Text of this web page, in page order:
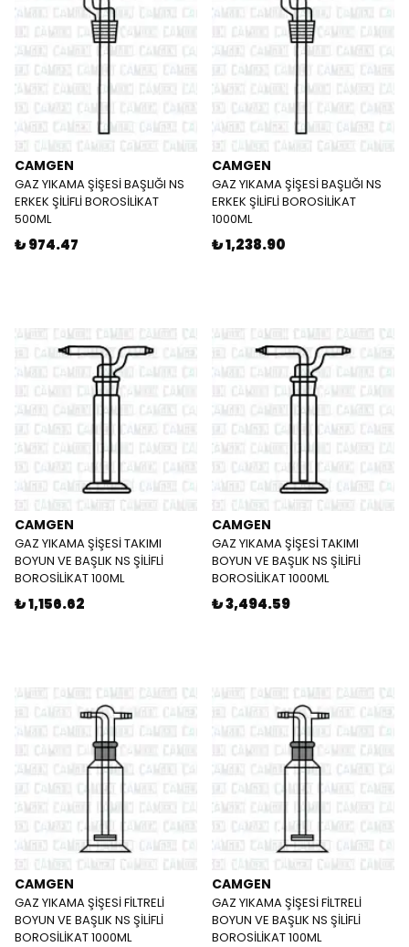
CAMGEN
GAZ YIKAMA ŞİŞESİ BAŞLIĞI NS
ERKEK ŞİLİFLİ BOROSİLİKAT
500ML
₺ 974.47
CAMGEN
GAZ YIKAMA ŞİŞESİ BAŞLIĞI NS
ERKEK ŞİLİFLİ BOROSİLİKAT
1000ML
₺ 1,238.90
CAMGEN
GAZ YIKAMA ŞİŞESİ TAKIMI
BOYUN VE BAŞLIK NS ŞİLİFLİ
BOROSİLİKAT 100ML
₺ 1,156.62
CAMGEN
GAZ YIKAMA ŞİŞESİ TAKIMI
BOYUN VE BAŞLIK NS ŞİLİFLİ
BOROSİLİKAT 1000ML
₺ 3,494.59
CAMGEN
GAZ YIKAMA ŞİŞESİ FİLTRELİ
BOYUN VE BAŞLIK NS ŞİLİFLİ
BOROSİLİKAT 1000ML
CAMGEN
GAZ YIKAMA ŞİŞESİ FİLTRELİ
BOYUN VE BAŞLIK NS ŞİLİFLİ
BOROSİLİKAT 100ML